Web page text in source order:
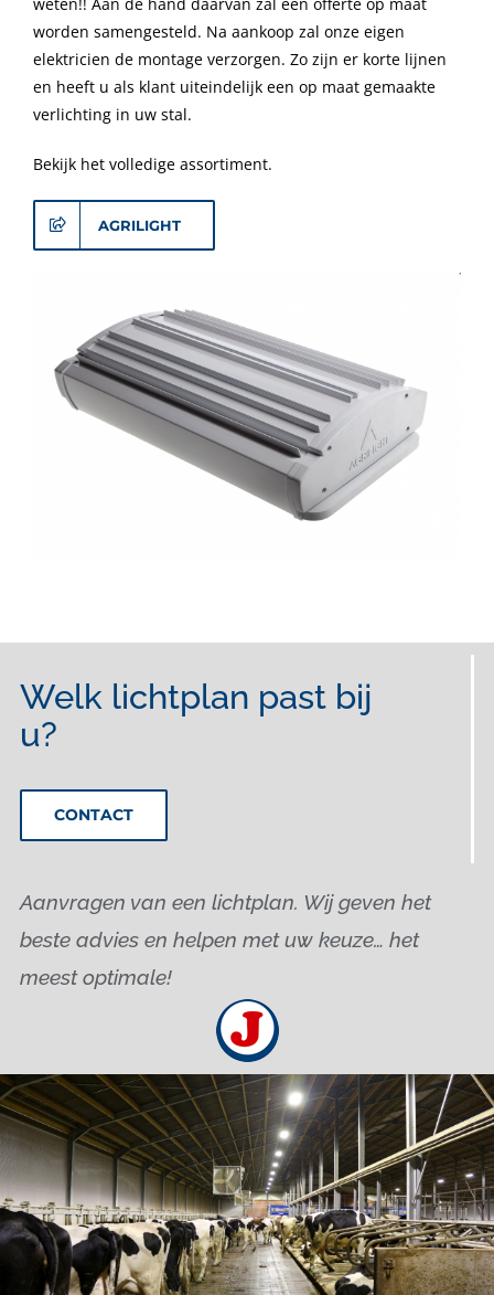
worden samengesteld. Na aankoop zal onze eigen
elektricien de montage verzorgen. Zo zijn er korte lijnen
en heeft u als klant uiteindelijk een op maat gemaakte
verlichting in uw stal.
Bekijk het volledige assortiment.
AGRILIGHT
Welk lichtplan past bij
u?
CONTACT
Aanvragen van een lichtplan. Wij geven het
beste advies en helpen met uw keuze… het
meest optimale!